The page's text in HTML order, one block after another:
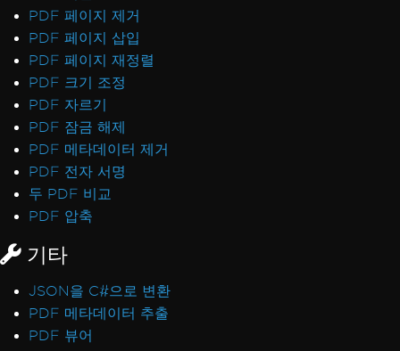
PDF 페이지 제거
PDF 페이지 삽입
PDF 페이지 재정렬
PDF 크기 조정
PDF 자르기
PDF 잠금 해제
PDF 메타데이터 제거
PDF 전자 서명
두 PDF 비교
PDF 압축
기타
JSON을 C#으로 변환
PDF 메타데이터 추출
PDF 뷰어